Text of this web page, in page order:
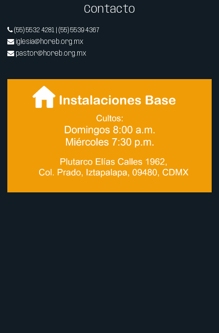
Contacto
(55) 5532 4281 | (55) 5539 4367
iglesia@horeb.org.mx
pastor@horeb.org.mx